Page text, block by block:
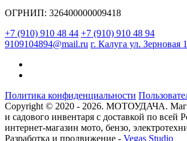
ОГРНИП: 326400000009418
+7 (910) 910 48 44 +7 (910) 910 48 94
9109104894@mail.ru г. Калуга ул. Зерновая
Политика конфиденциальности
Copyright © 2020 - 2026. МОТОУДАЧА.
и садового инвентаря с доставкой по всей
интернет-магазин мото, бензо,
Разработка и продвижение - Vegas Studio